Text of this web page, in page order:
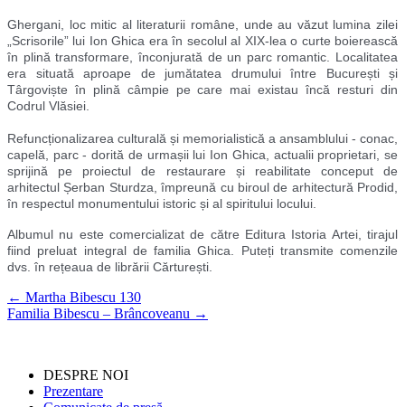
Ghergani, loc mitic al literaturii române, unde au văzut lumina zilei
„Scrisorile” lui Ion Ghica era în secolul al XIX-lea o curte boierească
în plină transformare, înconjurată de un parc romantic. Localitatea
era situată aproape de jumătatea drumului între București și
Târgoviște în plină câmpie pe care mai existau încă resturi din
Codrul Vlăsiei.
Refuncționalizarea culturală și memorialistică a ansamblului - conac,
capelă, parc - dorită de urmașii lui Ion Ghica, actualii proprietari, se
sprijină pe proiectul de restaurare și reabilitate conceput de
arhitectul Șerban Sturdza, împreună cu biroul de arhitectură Prodid,
în respectul monumentului istoric și al spiritului locului.
Albumul nu este comercializat de către Editura Istoria Artei, tirajul
fiind preluat integral de familia Ghica. Puteți transmite comenzile
dvs. în rețeaua de librării Cărturești.
← Martha Bibescu 130
Familia Bibescu – Brâncoveanu →
DESPRE NOI
Prezentare